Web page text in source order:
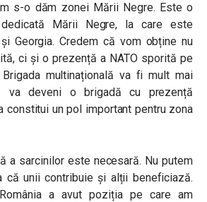
s-o dăm zonei Mării Negre. Este o
Mării Negre, la care este
Georgia. Credem că vom obține nu
ci și o prezență a NATO sporită pe
multinațională va fi mult mai
va deveni o brigadă cu prezență
constitui un pol important pentru zona
a sarcinilor este necesară. Nu putem
că unii contribuie și alții beneficiază.
a avut poziția pe care am